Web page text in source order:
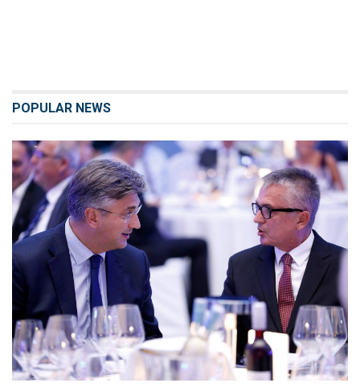
POPULAR NEWS